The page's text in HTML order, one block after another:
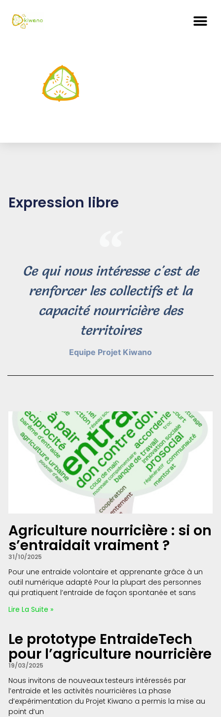
Expression libre
Ce qui nous intéresse c'est de
renforcer les collectifs et la
capacité nourricière des
territoires
Equipe Projet Kiwano
Agriculture nourricière : si on
s’entraidait vraiment ?
31/10/2025
Pour une entraide volontaire et apprenante grâce à un
outil numérique adapté Pour la plupart des personnes
qui pratiquent l’entraide de façon spontanée et sans
Lire La Suite »
Le prototype EntraideTech
pour l’agriculture nourricière
19/03/2025
Nous invitons de nouveaux testeurs intéressés par
l’entraide et les activités nourricières La phase
d’expérimentation du Projet Kiwano a permis la mise au
point d’un